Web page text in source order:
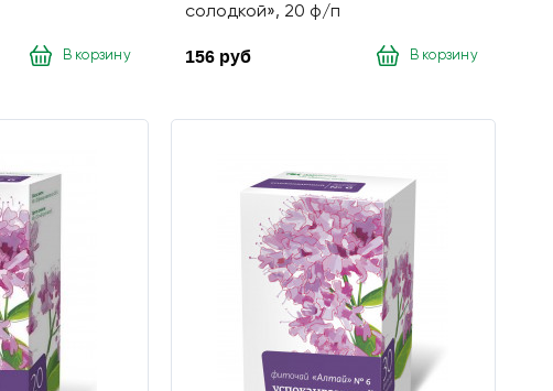
В корзину
солодкой», 20 ф/п
156 руб В корзину